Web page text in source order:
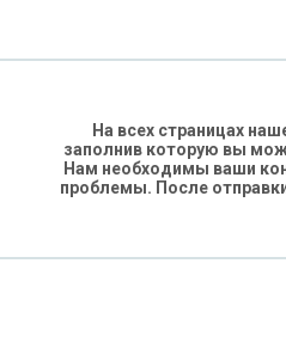
На всех страницах
заполнив которую вы
Нам необходимы ваши
проблемы. После